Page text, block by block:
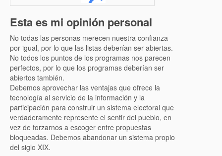
Esta es mi opinión personal
No todas las personas merecen nuestra confianza
por igual, por lo que las listas deberían ser abiertas.
No todos los puntos de los programas nos parecen
perfectos, por lo que los programas deberían ser
abiertos también.
Debemos aprovechar las ventajas que ofrece la
tecnología al servicio de la información y la
participación para construir un sistema electoral que
verdaderamente represente el sentir del pueblo, en
vez de forzarnos a escoger entre propuestas
bloqueadas. Debemos abandonar un sistema propio
del siglo XIX.